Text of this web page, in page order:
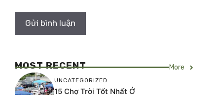
MOST RECENT More
UNCATEGORIZED
15 Chợ Trời Tốt Nhất Ở